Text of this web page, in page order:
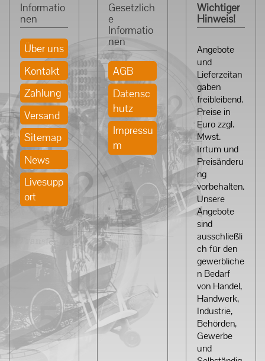
Informatio
nen
Über uns
Kontakt
Zahlung
Versand
Sitemap
News
Livesupp
ort
Gesetzlich
e
Informatio
nen
AGB
Datensc
hutz
Impressu
m
Wichtiger
Hinweis!
Angebote
und
Lieferzeitan
gaben
freibleibend.
Preise in
Euro zzgl.
Mwst.
Irrtum und
Preisänderu
ng
vorbehalten.
Unsere
Angebote
sind
ausschließli
ch für den
gewerbliche
n Bedarf
von Handel,
Handwerk,
Industrie,
Behörden,
Gewerbe
und